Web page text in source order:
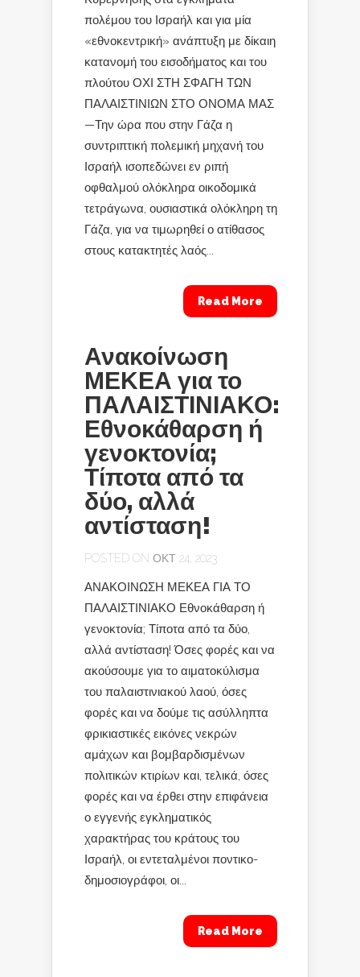
πολέμου του Ισραήλ και για μία
«εθνοκεντρική» ανάπτυξη με δίκαιη
κατανομή του εισοδήματος και του
πλούτου ΟΧΙ ΣΤΗ ΣΦΑΓΗ ΤΩΝ
ΠΑΛΑΙΣΤΙΝΙΩΝ ΣΤΟ ΟΝΟΜΑ ΜΑΣ
—Την ώρα που στην Γάζα η
συντριπτική πολεμική μηχανή του
Ισραήλ ισοπεδώνει εν ριπή
οφθαλμού ολόκληρα οικοδομικά
τετράγωνα, ουσιαστικά ολόκληρη τη
Γάζα, για να τιμωρηθεί ο ατίθασος
στους κατακτητές λαός...
Read More
Ανακοίνωση
ΜΕΚΕΑ για το
ΠΑΛΑΙΣΤΙΝΙΑΚΟ:
Εθνοκάθαρση ή
γενοκτονία;
Τίποτα από τα
δύο, αλλά
αντίσταση!
POSTED ON ΟΚΤ 24, 2023
ΑΝΑΚΟΙΝΩΣΗ ΜΕΚΕΑ ΓΙΑ ΤΟ
ΠΑΛΑΙΣΤΙΝΙΑΚΟ Εθνοκάθαρση ή
γενοκτονία; Τίποτα από τα δύο,
αλλά αντίσταση! Όσες φορές και να
ακούσουμε για το αιματοκύλισμα
του παλαιστινιακού λαού, όσες
φορές και να δούμε τις ασύλληπτα
φρικιαστικές εικόνες νεκρών
αμάχων και βομβαρδισμένων
πολιτικών κτιρίων και, τελικά, όσες
φορές και να έρθει στην επιφάνεια
ο εγγενής εγκληματικός
χαρακτήρας του κράτους του
Ισραήλ, οι εντεταλμένοι ποντικο-
δημοσιογράφοι, οι...
Read More